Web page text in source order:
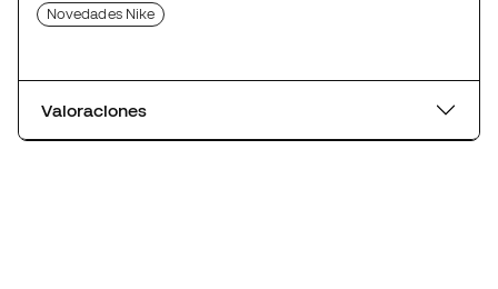
Novedades Nike
Valoraciones